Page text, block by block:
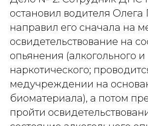
остановил водителя Олега
направил его сначала на
освидетельствование на
опьянения (алкогольного и
наркотического;
медучреждении на
биоматериала), а потом
пройти